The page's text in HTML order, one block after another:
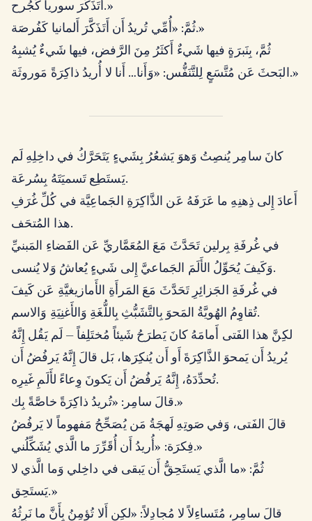
أَتَذَكَّرَ سوريا كَجُرح.»
ثُمَّ: «أُمِّي تُريدُ أَن أَتَذَكَّرَ أَلمانيا كَفُرصَة.»
ثُمَّ، بِنَبرَةٍ فيها شَيءٌ أَكثَرُ مِنَ الرَّفض، فيها شَيءٌ يُشبِهُ
البَحثَ عَن مُتَّسَعٍ لِلتَّنَفُّس: «وَأَنا… أَنا لا أُريدُ ذاكِرَةً مَوروثَة.»
كانَ سامِر يُنصِتُ وَهوَ يَشعُرُ بِشَيءٍ يَتَحَرَّكُ في داخِلِهِ لَم
يَستَطِع تَسميَتَهُ بِسُرعَة.
أَعادَ إِلى ذِهنِهِ ما عَرَفَهُ عَن الذَّاكِرَةِ الجَماعِيَّة في كُلِّ غُرَفِ
هذا المُتحَف.
في غُرفَةِ بِرلين تَحَدَّثَ مَعَ المُعَمَّاريِّ عَن الفَضاءِ المَبنيِّ
وَكَيفَ يُحَوِّلُ الأَلَمَ الجَماعيَّ إِلى شَيءٍ يُعاشُ وَلا يُنسى.
في غُرفَةِ الجَزائِرِ تَحَدَّثَ مَعَ المَرأَةِ الأَمازيغيَّةِ عَن كَيفَ
تُقاوِمُ الهُويَّةُ المَحوَ بِالتَّشَبُّثِ بِاللُّغَةِ وَالأَغنِيَةِ وَالاسم.
لكِنَّ هذا الفَتى أَمامَهُ كانَ يَطرَحُ شَيئاً مُختَلِفاً — لَم يَقُل إِنَّهُ
يُريدُ أَن يَمحوَ الذَّاكِرَةَ أَو أَن يُنكِرَها، بَل قالَ إِنَّهُ يَرفُضُ أَن
تُحدِّدَهُ، إِنَّهُ يَرفُضُ أَن يَكونَ وِعاءً لأَلَمِ غَيرِه.
قالَ سامِر: «تُريدُ ذاكِرَةً خاصَّةً بِك.»
قالَ الفَتى، وَفي صَوتِهِ لَهجَةُ مَن يُصَحِّحُ مَفهوماً لا يَرفُضُ
فِكرَة: «أُريدُ أَن أُقَرِّرَ ما الَّذي يُشَكِّلُني.»
ثُمَّ: «ما الَّذي يَستَحِقُّ أَن يَبقى في داخِلي وَما الَّذي لا
يَستَحِق.»
قالَ سامِر، مُتَساءِلاً لا مُجادِلاً: «لكِن أَلا تُؤمِنُ بِأَنَّ ما نَرِثُهُ